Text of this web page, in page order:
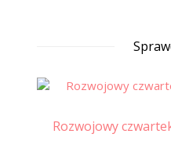
Rozwojowy